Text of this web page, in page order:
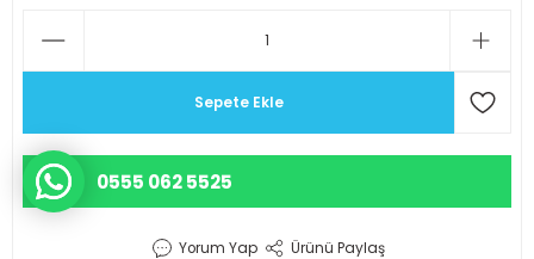
Hemşire Kıyafetleri
Klinik Destek Kadrosu Sürekli
Mensupları Kıyafetleri
Sepete Ekle
0555 062 5525
Yorum Yap Ürünü Paylaş